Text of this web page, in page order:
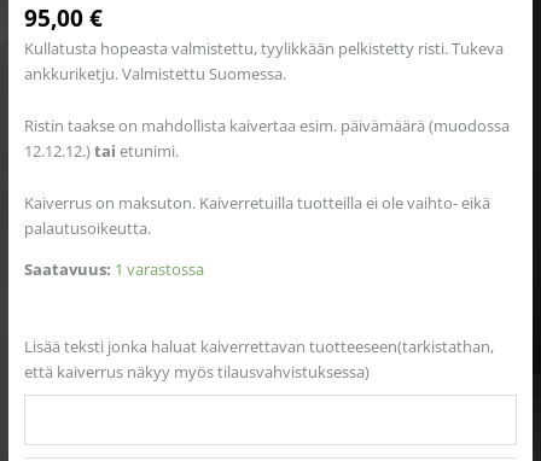
95,00€
Kullatusta hopeasta valmistettu, tyylikkään pelkistetty risti. Tukeva
ankkuriketju. Valmistettu Suomessa.
Ristin taakse on mahdollista kaivertaa esim. päivämäärä (muodossa
12.12.12.)tai etunimi.
Kaiverrus on maksuton. Kaiverretuilla tuotteilla ei ole vaihto- eikä
palautusoikeutta.
Saatavuus: 1 varastossa
Lisää teksti jonka haluat kaiverrettavan tuotteeseen(tarkistathan,
että kaiverrus näkyy myös tilausvahvistuksessa)